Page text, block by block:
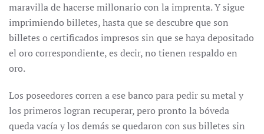
maravilla de hacerse millonario con la imprenta. Y sigue
imprimiendo billetes, hasta que se descubre que son
billetes o certificados impresos sin que se haya depositado
el oro correspondiente, es decir, no tienen respaldo en
oro.
Los poseedores corren a ese banco para pedir su metal y
los primeros logran recuperar, pero pronto la bóveda
queda vacía y los demás se quedaron con sus billetes sin